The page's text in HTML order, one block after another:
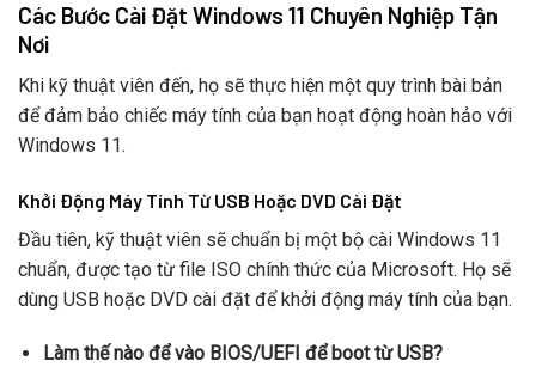
Các Bước Cài Đặt Windows 11 Chuyên Nghiệp Tận
Nơi
Khi kỹ thuật viên đến, họ sẽ thực hiện một quy trình bài bản
để đảm bảo chiếc máy tính của bạn hoạt động hoàn hảo với
Windows 11.
Khởi Động Máy Tính Từ USB Hoặc DVD Cài Đặt
Đầu tiên, kỹ thuật viên sẽ chuẩn bị một bộ cài Windows 11
chuẩn, được tạo từ file ISO chính thức của Microsoft. Họ sẽ
dùng USB hoặc DVD cài đặt để khởi động máy tính của bạn.
Làm thế nào để vào BIOS/UEFI để boot từ USB?